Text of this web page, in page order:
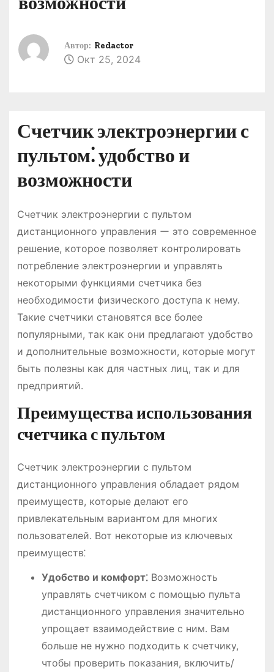
Автор: Redactor
Окт 25, 2024
Счетчик электроэнергии с
пультом⁚ удобство и
возможности
Счетчик электроэнергии с пультом
дистанционного управления ー это современное
решение, которое позволяет контролировать
потребление электроэнергии и управлять
некоторыми функциями счетчика без
необходимости физического доступа к нему.
Такие счетчики становятся все более
популярными, так как они предлагают удобство
и дополнительные возможности, которые могут
быть полезны как для частных лиц, так и для
предприятий.
Преимущества использования
счетчика с пультом
Счетчик электроэнергии с пультом
дистанционного управления обладает рядом
преимуществ, которые делают его
привлекательным вариантом для многих
пользователей. Вот некоторые из ключевых
преимуществ⁚
Удобство и комфорт⁚Возможность
управлять счетчиком с помощью пульта
дистанционного управления значительно
упрощает взаимодействие с ним. Вам
больше не нужно подходить к счетчику,
чтобы проверить показания, включить/